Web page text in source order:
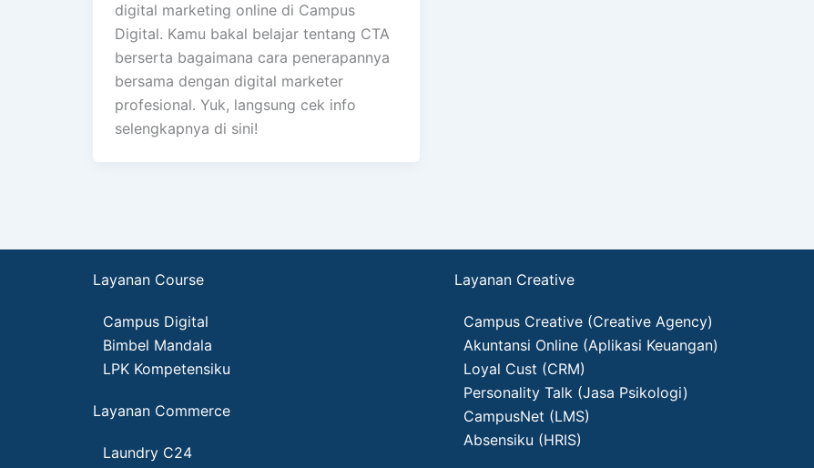
digital marketing online di Campus
Digital. Kamu bakal belajar tentang CTA
berserta bagaimana cara penerapannya
bersama dengan digital marketer
profesional. Yuk, langsung cek info
selengkapnya di sini!
Layanan Course
Campus Digital
Bimbel Mandala
LPK Kompetensiku
Layanan Commerce
Laundry C24
Layanan Creative
Campus Creative (Creative Agency)
Akuntansi Online (Aplikasi Keuangan)
Loyal Cust (CRM)
Personality Talk (Jasa Psikologi)
CampusNet (LMS)
Absensiku (HRIS)